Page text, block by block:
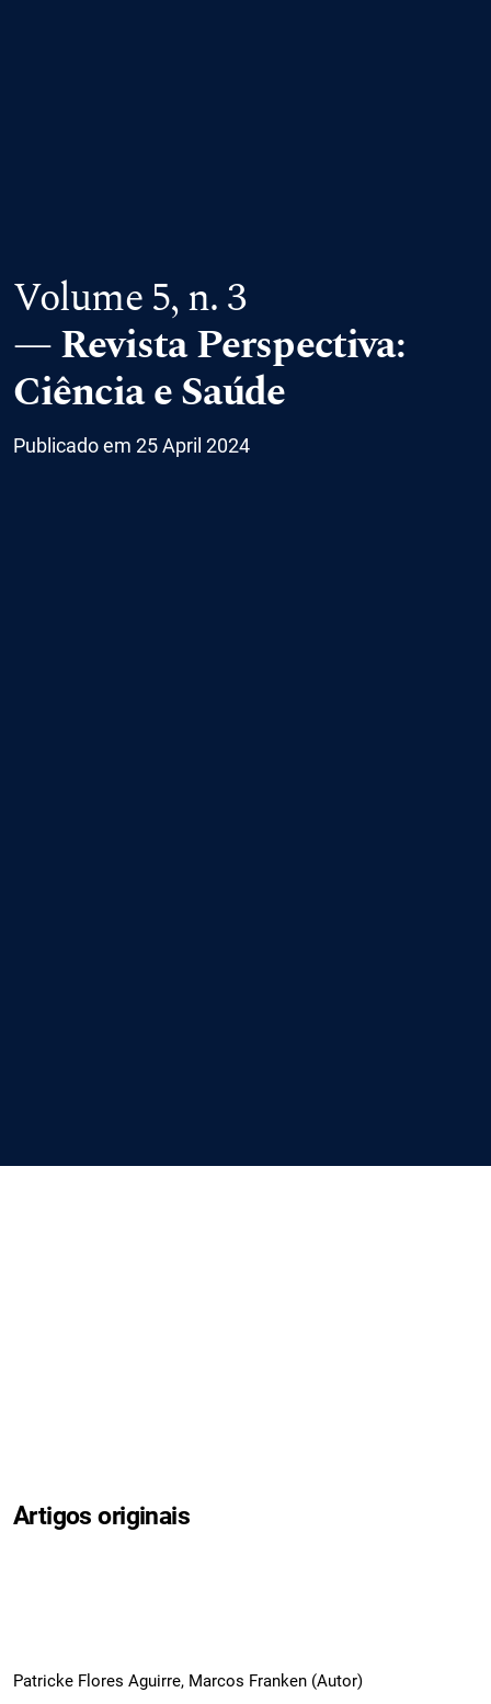
Volume 5,n. 3
Revista Perspectiva:
Ciência e Saúde
Publicado em 25 April 2024
Artigos originais
Patricke Flores Aguirre, Marcos Franken (Autor)